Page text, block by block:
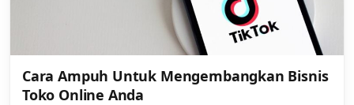
Cara Ampuh Untuk Mengembangkan Bisnis
Toko Online Anda